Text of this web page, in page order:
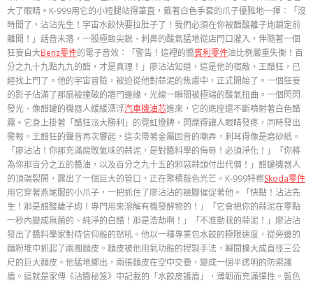
大了眼睛。K-999用它的小短腿站得筆直，戴著白色手套的爪子優雅地一揮：「沒
時間了，沾沾先生！宇宙水餃快要拉肚子了！我們必須在你被醋酸離子炮鎖定前
離開！」話音未落，一股極致尖銳、刺鼻的酸氣猛地從店門口灌入，伴隨著一個
狂妄自大Benz零件的電子音效：「警告！這裡的醬賓利零件油比例嚴重失衡！百
分之九十九點九九的醋，才是真理！」廖沾沾知道，這是他的宿敵，王醋狂，已
經找上門了。他的宇宙冒險，被迫從他對蒜泥的焦慮中，正式開始了。一個狂妄
的影子佔滿了那扇被撞破的牆門邊緣，光線一瞬間被極端的酸氣扭曲。一個閃閃
發光、像醋罐的機器人緩緩漂浮汽車機油芯進來，它的底座還不斷噴射著白色醋
霧。它身上掛著「醋狂派大勝利」的霓虹燈牌，閃爍得讓人眼睛發疼，同時發出
警報。王醋狂的聲音再次響起，這次帶著金屬回音的嘲弄，刺耳得像是磨砂紙。
「廖沾沾！你那充滿腐敗氣味的蒜泥，是對醬料學的侮辱！必須淨化！」「你將
為你那百分之五的醬油，以及百分之九十五的邪惡蒜頭付出代價！」醋罐機器人
的頂端裂開，露出了一個巨大的管口，正在聚積藍色光芒。K-999特務Skoda零件
用它穿著燕尾服的小爪子，一把抓住了廖沾沾的褲腳催促著他。「快點！沾沾先
生！那是醋酸離子炮！專門用來溶解有機發酵物的！」「它會把你的蒜泥在零點
一秒內變成無菌的、純淨的白醋！那是浩劫啊！」「不准動我的蒜泥！」廖沾沾
發出了醬料學家對待信仰般的怒吼。他以一種專業包水餃的極限速度，從旁邊的
麵粉堆中抓起了兩團麵皮。麵皮被他用氣功般的捏製手法，瞬間擴大成直徑三公
尺的巨大麵皮。他猛地擲出，兩張麵皮在空中交疊，變成一個半透明的防禦護
盾。這就是家傳《沾醬秘笈》中記載的「水餃皮護盾」，薄韌而充滿彈性。藍色